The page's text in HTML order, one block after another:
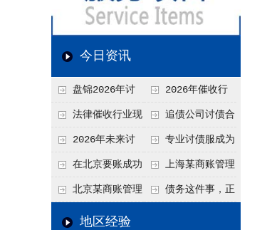
今日资讯
盘锦2026年讨
债新趋势
2026年催收行
业发展现状、竞争格
局及未来趋势分析
法律催收行业现
状、合规痛点与未来
发展趋势深度解析
追债公司讨债合
法方法总结
2026年未来讨
债要账公司发展趋势
专业讨债服成为
2026年的发展趋势
在北京要账成功
率高吗？未来追账公
司发展趋势引发行业
上海某商账管理
机构聚焦合规服务
北京某商账管理
服务机构持续提升合
债务这件事，正
地区经验